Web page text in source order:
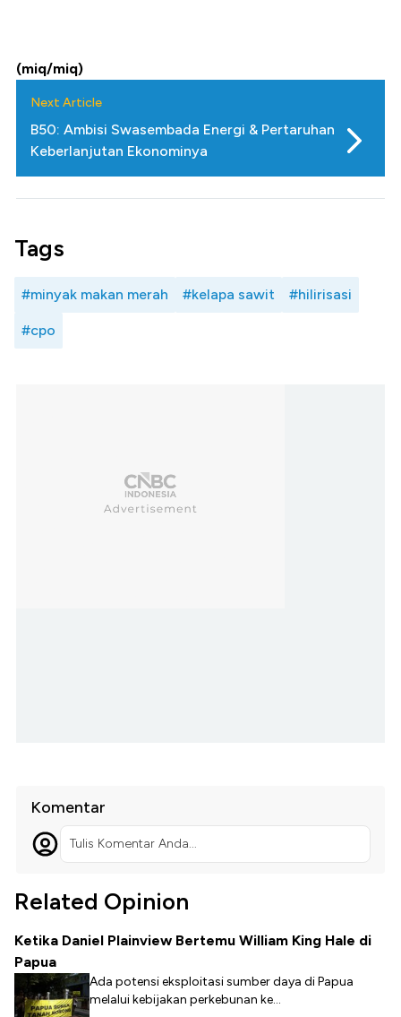
(miq/miq)
Next Article
B50: Ambisi Swasembada Energi & Pertaruhan
Keberlanjutan Ekonominya
Tags
#minyak makan merah #kelapa sawit #hilirisasi
#cpo
Komentar
Tulis Komentar Anda...
Related Opinion
Ketika Daniel Plainview Bertemu William King Hale di
Papua
Ada potensi eksploitasi sumber daya di Papua
melalui kebijakan perkebunan ke...